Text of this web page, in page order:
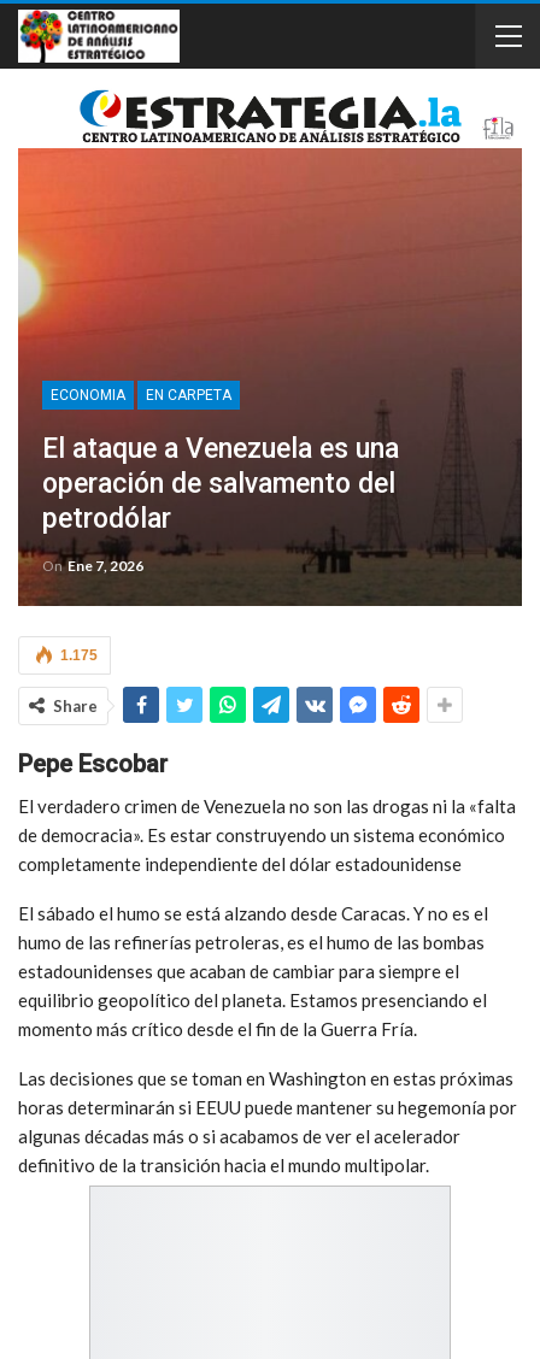
ECONOMIA EN CARPETA
El ataque a Venezuela es una
operación de salvamento del
petrodólar
On Ene 7, 2026
1.175
Share
Pepe Escobar
El verdadero crimen de Venezuela no son las drogas ni la «falta
de democracia». Es estar construyendo un sistema económico
completamente independiente del dólar estadounidense
El sábado el humo se está alzando desde Caracas. Y no es el
humo de las refinerías petroleras, es el humo de las bombas
estadounidenses que acaban de cambiar para siempre el
equilibrio geopolítico del planeta. Estamos presenciando el
momento más crítico desde el fin de la Guerra Fría.
Las decisiones que se toman en Washington en estas próximas
horas determinarán si EEUU puede mantener su hegemonía por
algunas décadas más o si acabamos de ver el acelerador
definitivo de la transición hacia el mundo multipolar.